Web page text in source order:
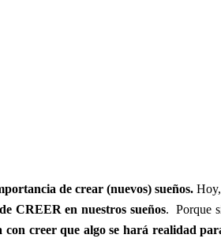
de crear (nuevos) sueños.Hoy,
CREER en nuestros sueños. Porque
con creer que algo se hará realidad